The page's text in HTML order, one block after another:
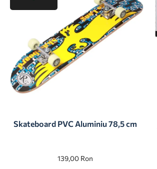
Skateboard PVC Aluminiu 78,5 cm
139,00 Ron